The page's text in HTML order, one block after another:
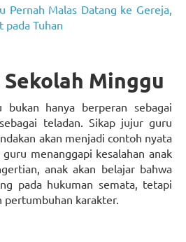
Pernah Malas Datang ke Gereja,
pada Tuhan
Minggu
bukan hanya berperan sebagai
teladan. Sikap jujur guru
akan menjadi contoh nyata
menanggapi kesalahan anak
anak akan belajar bahwa
pada hukuman semata, tetapi
pertumbuhan karakter.